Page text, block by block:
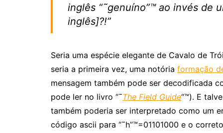
inglês “˜genuíno”™ ao invés de
inglês]?!”
Seria uma espécie elegante de Cavalo de
seria a primeira vez, uma notória formação
mensagem também pode ser decodificada
pode ler no livro “˜The Field Guide“™). E
também poderia ser interpretado como um
código ascii para “˜h”™=01101000 e o